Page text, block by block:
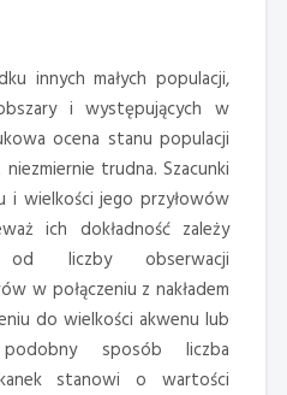
innych małych populacji,
i występujących w
ocena stanu populacji
trudna. Szacunki
i wielkości jego przyłowów
ich dokładność zależy
liczby obserwacji
w połączeniu z nakładem
do wielkości akwenu lub
sposób liczba
stanowi o wartości